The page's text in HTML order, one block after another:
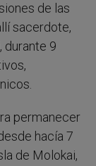
de las
sacerdote,
durante 9
permanecer
hacía 7
de Molokai,